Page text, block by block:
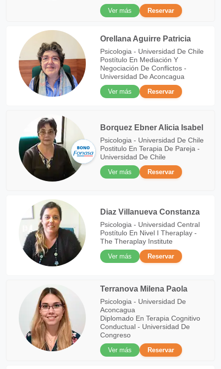
Ver más
Reservar
Orellana Aguirre Patricia
Psicologia - Universidad De Chile
Postítulo En Mediación Y
Negociación De Conflictos -
Universidad De Aconcagua
Ver más
Reservar
Borquez Ebner Alicia Isabel
Psicologia - Universidad De Chile
Postitulo En Terapia De Pareja -
Universidad De Chile
Ver más
Reservar
Diaz Villanueva Constanza
Psicologia - Universidad Central
Postítulo En Nivel I Theraplay -
The Theraplay Institute
Ver más
Reservar
Terranova Milena Paola
Psicologia - Universidad De
Aconcagua
Diplomado En Terapia Cognitivo
Conductual - Universidad De
Congreso
Ver más
Reservar